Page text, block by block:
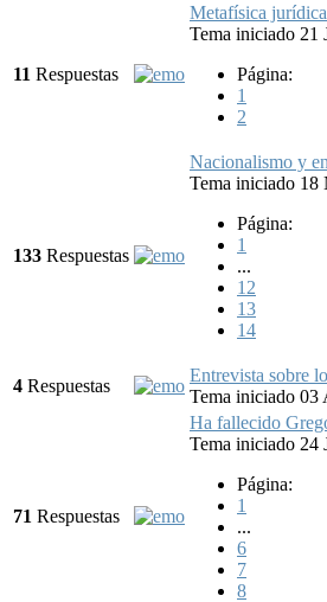
11 Respuestas
Metafísica
Tema iniciado 21
Página:
1
2
133 Respuestas
Nacionalismo y
Tema iniciado 18
Página:
1
...
12
13
14
4 Respuestas
Entrevista sobre
Tema iniciado 03
71 Respuestas
Ha fallecido
Tema iniciado 24
Página:
1
...
6
7
8